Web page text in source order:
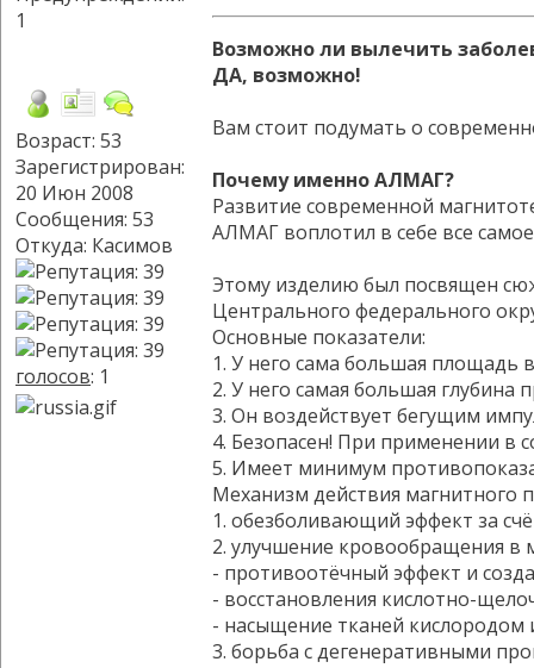
Возраст: 53
Зарегистрирован:
20 Июн 2008
Сообщения: 53
Откуда: Касимов
голосов: 1
Возможно ли вылечить
ДА, возможно!
Вам стоит подумать о
Почему именно АЛМАГ?
Развитие современной
АЛМАГ воплотил в себе все
Этому изделию был посвящен
Центрального федерального
Основные показатели:
1. У него сама большая площадь
2. У него самая большая
3. Он воздействует бегущим
4. Безопасен! При применении в
5. Имеет минимум
Механизм действия магнитного
1. обезболивающий эффект за
2. улучшение кровообращения в
- противоотёчный эффект и
- восстановления кислотно-
- насыщение тканей
3. борьба с дегенеративными